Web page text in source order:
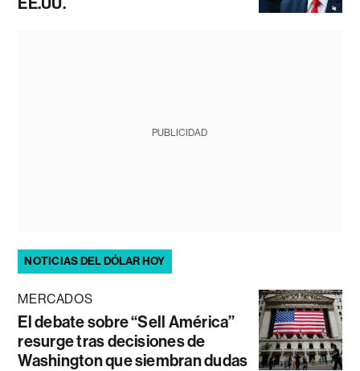
PUBLICIDAD
NOTICIAS DEL DÓLAR HOY
MERCADOS
El debate sobre “Sell América”
resurge tras decisiones de
Washington que siembran dudas